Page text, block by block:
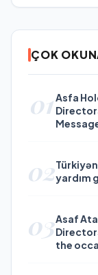
ÇOK
01Asfa
02yardım
03Asaf
the